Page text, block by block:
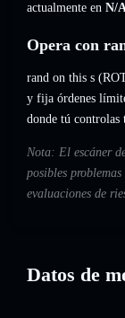
actualmente en N/
Opera con
rand on this s
y fija órdenes
donde tú controlas
Nota: El escáner
posibles
evaluaciones de
Datos de